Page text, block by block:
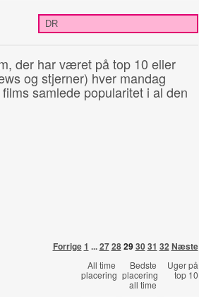
der har været på top 10 eller
og stjerner) hver mandag
samlede popularitet i al den
Forrige1 ...2728293031 32 Næste
All time
placering
Bedste
placering
all time
Uger på
top 10